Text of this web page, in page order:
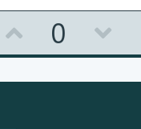
p
v
0
o
w